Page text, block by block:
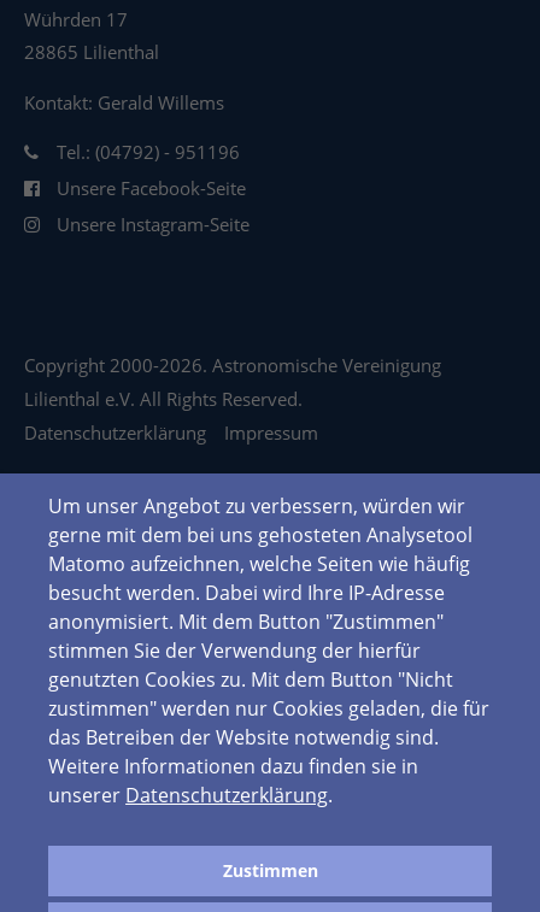
Wührden 17
28865 Lilienthal
Kontakt: Gerald Willems
Tel.: (04792) - 951196
Unsere Facebook-Seite
Unsere Instagram-Seite
Copyright 2000-2026. Astronomische Vereinigung
Lilienthal e.V. All Rights Reserved.
Datenschutzerklärung
Impressum
Um unser Angebot zu verbessern, würden wir
gerne mit dem bei uns gehosteten Analysetool
Matomo aufzeichnen, welche Seiten wie häufig
besucht werden. Dabei wird Ihre IP-Adresse
anonymisiert. Mit dem Button "Zustimmen"
stimmen Sie der Verwendung der hierfür
genutzten Cookies zu. Mit dem Button "Nicht
zustimmen" werden nur Cookies geladen, die für
das Betreiben der Website notwendig sind.
Weitere Informationen dazu finden sie in
unserer Datenschutzerklärung.
Zustimmen